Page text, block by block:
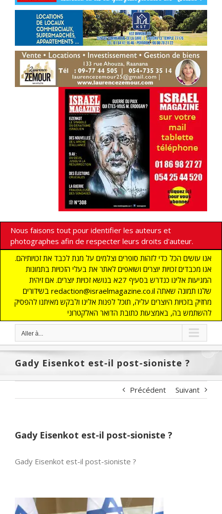
Nous faisons tout pour identifier les auteurs et
photographes afin de respecter leurs droits d'auteur.
אנו עושים הכל כדי לזהות סופרים וצלמים על מנת לכבד את זכויותיהם.
אנו מכבדים זכויות יוצרים ושואפים לאתר את בעלי הזכויות בתמונות
המגיעות אלינו כנדרש בסעיף 27א בנושא זכויות יוצרים. אם זיהית
בשידורים redaction@israelmagazine.co.il שלנו תמונה שאתה
מחזיק בזכויות היוצרים עליה, תוכל לפנות אלינו ולבקש מאיתנו להפסיק
להשתמש בה, באמצעות כתובת הדואר האלקטרוני
Aller à...
Gady Eisenkot est-il post-sioniste ?
Précédent Suivant
Gady Eisenkot est-il post-sioniste ?
Gady Eisenkot est-il post-sioniste ?